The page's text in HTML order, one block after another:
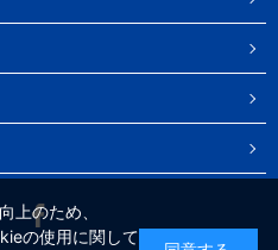
Instagram
上のため、
の使用に関して